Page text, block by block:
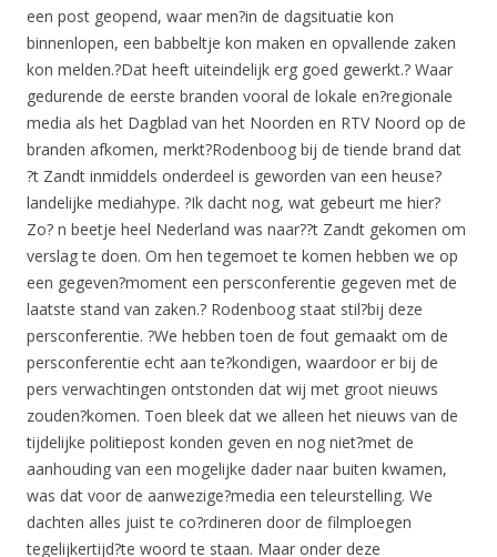
een post geopend, waar men?in de dagsituatie kon
binnenlopen, een babbeltje kon maken en opvallende zaken
kon melden.?Dat heeft uiteindelijk erg goed gewerkt.? Waar
gedurende de eerste branden vooral de lokale en?regionale
media als het Dagblad van het Noorden en RTV Noord op de
branden afkomen, merkt?Rodenboog bij de tiende brand dat
?t Zandt inmiddels onderdeel is geworden van een heuse?
landelijke mediahype. ?Ik dacht nog, wat gebeurt me hier?
Zo? n beetje heel Nederland was naar??t Zandt gekomen om
verslag te doen. Om hen tegemoet te komen hebben we op
een gegeven?moment een persconferentie gegeven met de
laatste stand van zaken.? Rodenboog staat stil?bij deze
persconferentie. ?We hebben toen de fout gemaakt om de
persconferentie echt aan te?kondigen, waardoor er bij de
pers verwachtingen ontstonden dat wij met groot nieuws
zouden?komen. Toen bleek dat we alleen het nieuws van de
tijdelijke politiepost konden geven en nog niet?met de
aanhouding van een mogelijke dader naar buiten kwamen,
was dat voor de aanwezige?media een teleurstelling. We
dachten alles juist te co?rdineren door de filmploegen
tegelijkertijd?te woord te staan. Maar onder deze